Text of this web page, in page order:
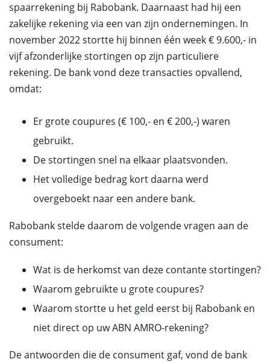
spaarrekening bij Rabobank. Daarnaast had hij een
zakelijke rekening via een van zijn ondernemingen. In
november 2022 stortte hij binnen één week € 9.600,- in
vijf afzonderlijke stortingen op zijn particuliere
rekening. De bank vond deze transacties opvallend,
omdat:
Er grote coupures (€ 100,- en € 200,-) waren
gebruikt.
De stortingen snel na elkaar plaatsvonden.
Het volledige bedrag kort daarna werd
overgeboekt naar een andere bank.
Rabobank stelde daarom de volgende vragen aan de
consument:
Wat is de herkomst van deze contante stortingen?
Waarom gebruikte u grote coupures?
Waarom stortte u het geld eerst bij Rabobank en
niet direct op uw ABN AMRO-rekening?
De antwoorden die de consument gaf, vond de bank